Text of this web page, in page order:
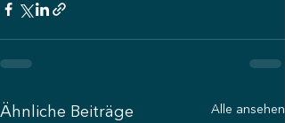
Ähnliche Beiträge Alle ansehen